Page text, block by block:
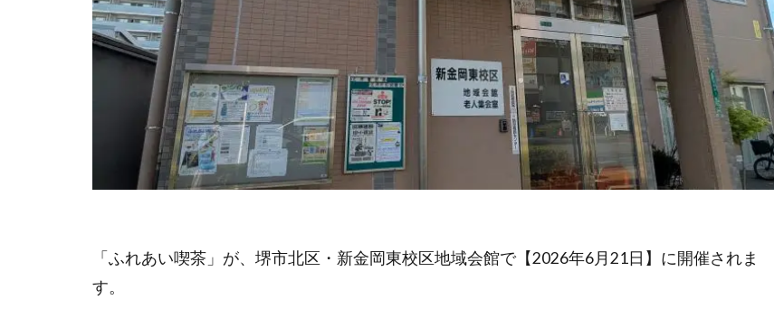
「ふれあい喫茶」が、堺市北区・新金岡東校区地域会館で【2026年6月21日】に開催されま
す。